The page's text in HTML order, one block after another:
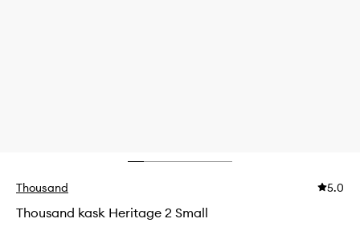
Thousand 5.0
Thousand kask Heritage 2 Small